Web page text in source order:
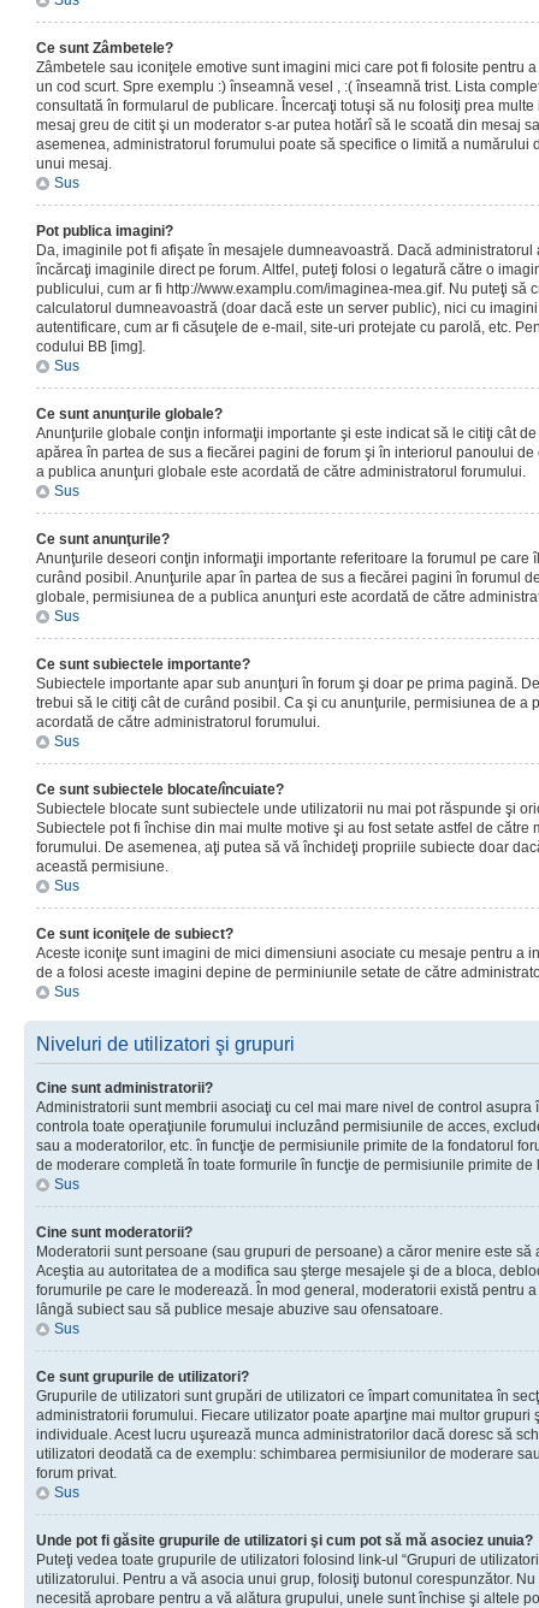
Ce sunt Zâmbetele?
Zâmbetele sau iconiţele emotive sunt imagini mici care pot fi folosite pentru
un cod scurt. Spre exemplu :) înseamnă vesel , :( înseamnă trist. Lista
consultată în formularul de publicare. Încercaţi totuşi să nu folosiţi prea
mesaj greu de citit şi un moderator s-ar putea hotărî să le scoată din mesaj
asemenea, administratorul forumului poate să specifice o limită a numărului
unui mesaj.
Sus
Pot publica imagini?
Da, imaginile pot fi afişate în mesajele dumneavoastră. Dacă
încărcaţi imaginile direct pe forum. Altfel, puteţi folosi o legatură către o
publicului, cum ar fi http://www.examplu.com/imaginea-mea.gif. Nu puteţi să
calculatorul dumneavoastră (doar dacă este un server public), nici cu
autentificare, cum ar fi căsuţele de e-mail, site-uri protejate cu parolă, etc.
codului BB [img].
Sus
Ce sunt anunţurile globale?
Anunţurile globale conţin informaţii importante şi este indicat să le citiţi cât
apărea în partea de sus a fiecărei pagini de forum şi în interiorul panoului
a publica anunţuri globale este acordată de către administratorul forumului.
Sus
Ce sunt anunţurile?
Anunţurile deseori conţin informaţii importante referitoare la forumul pe care
curând posibil. Anunţurile apar în partea de sus a fiecărei pagini în forumul
globale, permisiunea de a publica anunţuri este acordată de către
Sus
Ce sunt subiectele importante?
Subiectele importante apar sub anunţuri în forum şi doar pe prima pagină.
trebui să le citiţi cât de curând posibil. Ca şi cu anunţurile, permisiunea de a
acordată de către administratorul forumului.
Sus
Ce sunt subiectele blocate/încuiate?
Subiectele blocate sunt subiectele unde utilizatorii nu mai pot răspunde şi
Subiectele pot fi închise din mai multe motive şi au fost setate astfel de către
forumului. De asemenea, aţi putea să vă închideţi propriile subiecte doar
această permisiune.
Sus
Ce sunt iconiţele de subiect?
Aceste iconiţe sunt imagini de mici dimensiuni asociate cu mesaje pentru a
de a folosi aceste imagini depine de perminiunile setate de către
Sus
Niveluri de utilizatori şi grupuri
Cine sunt administratorii?
Administratorii sunt membrii asociaţi cu cel mai mare nivel de control asupra
controla toate operaţiunile forumului incluzând permisiunile de acces,
sau a moderatorilor, etc. în funcţie de permisiunile primite de la fondatorul
de moderare completă în toate formurile în funcţie de permisiunile primite de
Sus
Cine sunt moderatorii?
Moderatorii sunt persoane (sau grupuri de persoane) a căror menire este
Aceştia au autoritatea de a modifica sau şterge mesajele şi de a bloca,
forumurile pe care le moderează. În mod general, moderatorii există pentru
lângă subiect sau să publice mesaje abuzive sau ofensatoare.
Sus
Ce sunt grupurile de utilizatori?
Grupurile de utilizatori sunt grupări de utilizatori ce împart comunitatea în
administratorii forumului. Fiecare utilizator poate aparţine mai multor grupuri
individuale. Acest lucru uşurează munca administratorilor dacă doresc să
utilizatori deodată ca de exemplu: schimbarea permisiunilor de moderare
forum privat.
Sus
Unde pot fi găsite grupurile de utilizatori şi cum pot să mă asociez unuia?
Puteţi vedea toate grupurile de utilizatori folosind link-ul “Grupuri de
utilizatorului. Pentru a vă asocia unui grup, folosiţi butonul corespunzător.
necesită aprobare pentru a vă alătura grupului, unele sunt închise şi altele